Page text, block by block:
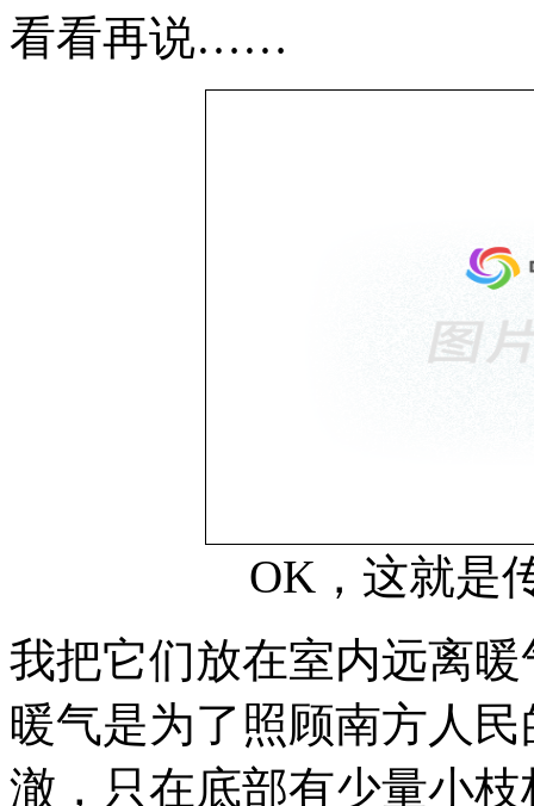
看看再说……
OK，这就是
我把它们放在室内远离
暖气是为了照顾南方人
澈，只在底部有少量小